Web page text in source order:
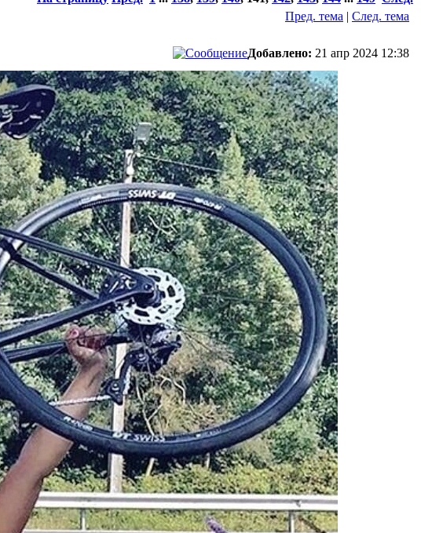
Пред. тема | След. тема
Добавлено: 21 апр 2024 12:38